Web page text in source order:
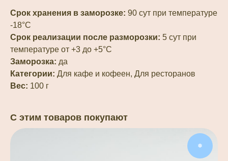
Срок хранения в заморозке: 90 сут при температуре
-18°С
Срок реализации после разморозки: 5 сут при
температуре от +3 до +5°С
Заморозка: да
Категории: Для кафе и кофеен, Для ресторанов
Вес: 100 г
С этим товаров покупают
❅